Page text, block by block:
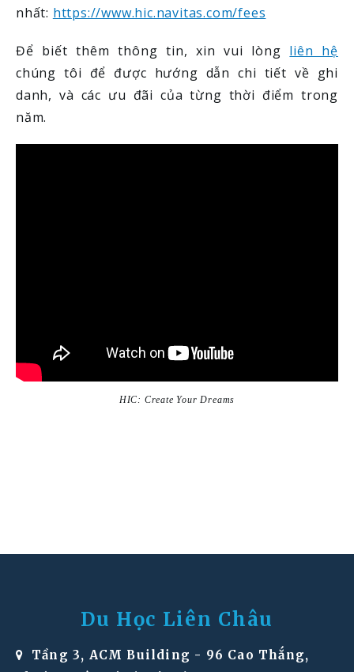
nhất: https://www.hic.navitas.com/fees
Để biết thêm thông tin, xin vui lòng liên hệ
chúng tôi để được hướng dẫn chi tiết về ghi
danh, và các ưu đãi của từng thời điểm trong
năm.
HIC: Create Your Dreams
Du Học Liên Châu
Tầng 3, ACM Building - 96 Cao Thắng,